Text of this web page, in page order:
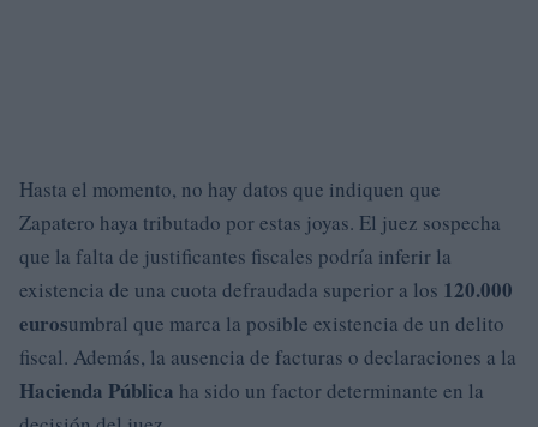
Hasta el momento, no hay datos que indiquen que
Zapatero haya tributado por estas joyas. El juez sospecha
que la falta de justificantes fiscales podría inferir la
existencia de una cuota defraudada superior a los 120.000
eurosumbral que marca la posible existencia de un delito
fiscal. Además, la ausencia de facturas o declaraciones a la
Hacienda Pública ha sido un factor determinante en la